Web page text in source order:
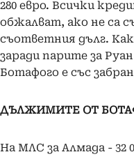
280 евро. Всички
обжалват, ако не са
съответния дълг.
заради парите за
Ботафого е със
ДЪЛЖИМИТЕ ОТ
На МЛС за Алмада - 32